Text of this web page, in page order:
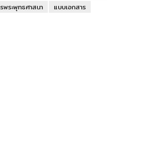
พระพุทธศาสนา
แบบเอกสาร